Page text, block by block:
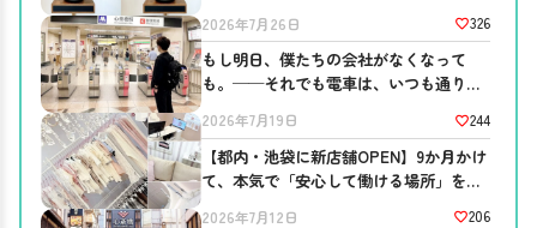
2026年7月26日 326
もし明日、僕たちの会社がなくなって
も。──それでも電車は、いつも通り走
2026年7月19日 244
【都内・池袋に新店舗OPEN】9か月かけ
て、本気で「安心して働ける場所」を作
2026年7月12日 206